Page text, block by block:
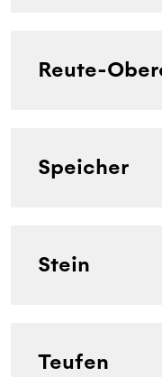
Reute-
Speicher
Stein
Teufen